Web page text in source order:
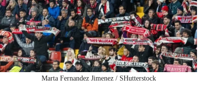
Marta Fernandez Jimenez / SHutterstock